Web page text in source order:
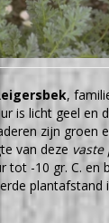
,
is licht geel en
zijn groen
van deze
tot -10 gr. C. en
plantafstand